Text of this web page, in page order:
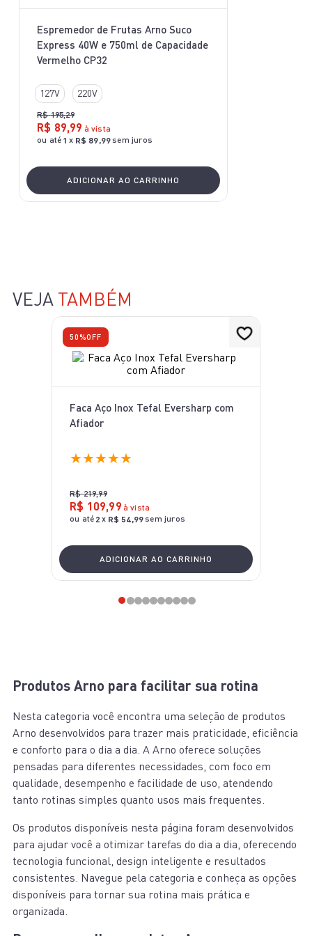
Espremedor de Frutas Arno Suco
Express 40W e 750ml de Capacidade
Vermelho CP32
127V 220V
R$ 195,29
R$ 89,99 à vista
ou até 1 x R$ 89,99sem juros
ADICIONAR AO CARRINHO
VEJA TAMBÉM
50%OFF
Faca Aço Inox Tefal Eversharp com
Afiador
★★★★★
R$ 219,99
R$ 109,99 à vista
ou até 2 x R$ 54,99sem juros
ADICIONAR AO CARRINHO
Produtos Arno para facilitar sua rotina
Nesta categoria você encontra uma seleção de produtos
Arno desenvolvidos para trazer mais praticidade, eficiência
e conforto para o dia a dia. A Arno oferece soluções
pensadas para diferentes necessidades, com foco em
qualidade, desempenho e facilidade de uso, atendendo
tanto rotinas simples quanto usos mais frequentes.
Os produtos disponíveis nesta página foram desenvolvidos
para ajudar você a otimizar tarefas do dia a dia, oferecendo
tecnologia funcional, design inteligente e resultados
consistentes. Navegue pela categoria e conheça as opções
disponíveis para tornar sua rotina mais prática e
organizada.
10º bake easy